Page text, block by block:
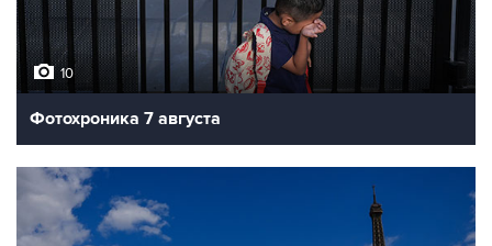
10
Фотохроника 7 августа